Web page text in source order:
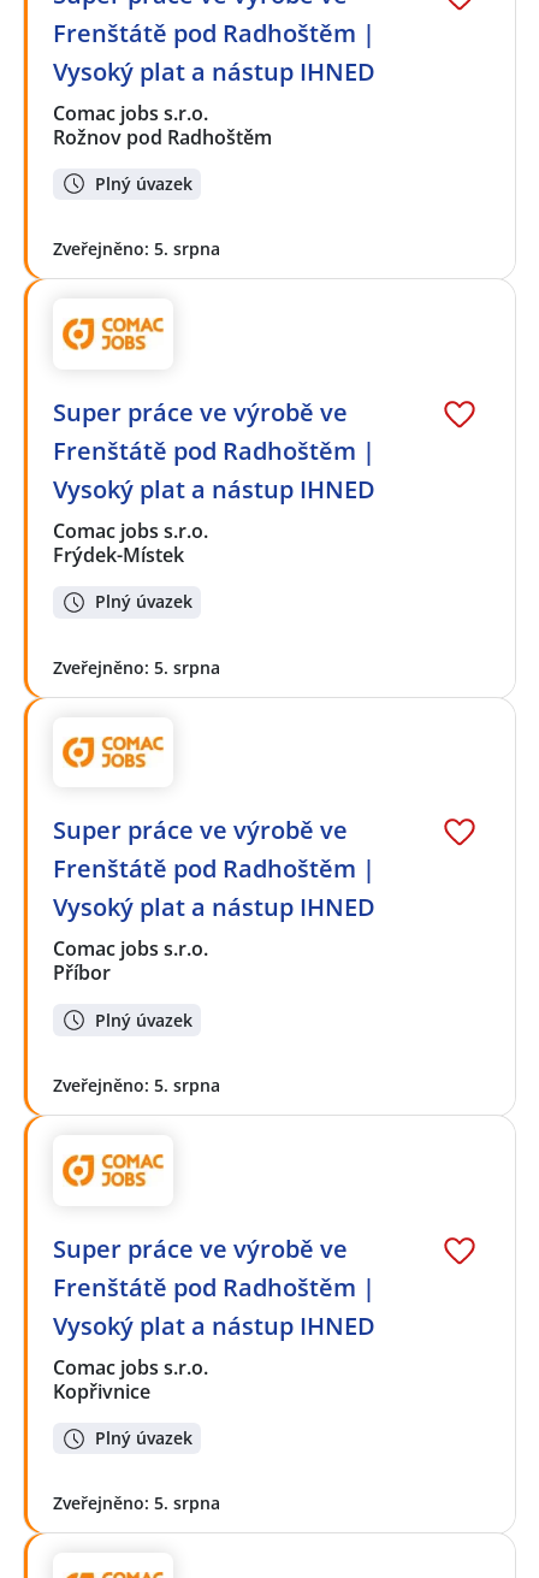
Frenštátě pod Radhoštěm |
Vysoký plat a nástup IHNED
Comac jobs s.r.o.
Rožnov pod Radhoštěm
Plný úvazek
Zveřejněno: 5. srpna
Super práce ve výrobě ve
Frenštátě pod Radhoštěm |
Vysoký plat a nástup IHNED
Comac jobs s.r.o.
Frýdek-Místek
Plný úvazek
Zveřejněno: 5. srpna
Super práce ve výrobě ve
Frenštátě pod Radhoštěm |
Vysoký plat a nástup IHNED
Comac jobs s.r.o.
Příbor
Plný úvazek
Zveřejněno: 5. srpna
Super práce ve výrobě ve
Frenštátě pod Radhoštěm |
Vysoký plat a nástup IHNED
Comac jobs s.r.o.
Kopřivnice
Plný úvazek
Zveřejněno: 5. srpna